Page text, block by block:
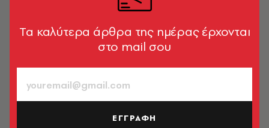
Tα καλύτερα άρθρα της ημέρας έρχονται
στο mail σου
ΕΓΓΡΑΦΗ